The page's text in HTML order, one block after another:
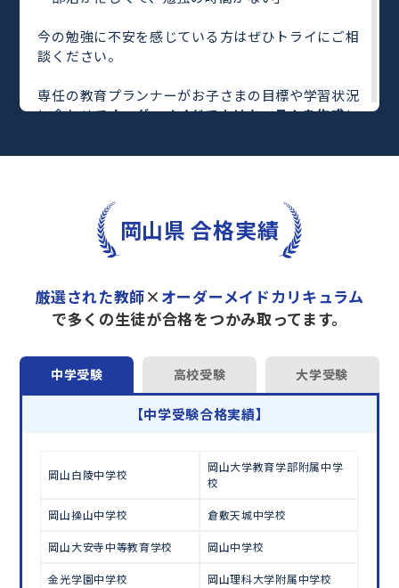
今の勉強に不安を感じている方はぜひトライにご相
談ください。
専任の教育プランナーがお子さまの目標や学習状況
に合わせてオーダーメイドでカリキュラムを作成し
完全マンツーマンで自分に合った教師がわかるまで
さらに、単元別の学習の理解度がわかる「AI学習診
や授業内容や授業以外の勉強をナビゲートする
「DAILY TRY」
など、豊富な学習コンテンツが
トライで一緒に“自己最高得点”を目指しません
か？
オンラインでの学習面談も承っております。
学習相談のお申し込みはこちら
岡山県 合格実績
厳選された教師× オーダーメイドカリキュラム
で多くの生徒が合格をつかみ取ってます。
中学受験 高校受験 大学受験
【中学受験合格実績】
岡山白陵中学校
岡山大学教育学部附属中学
校
岡山操山中学校 倉敷天城中学校
岡山大安寺中等教育学校 岡山中学校
金光学園中学校 岡山理科大学附属中学校